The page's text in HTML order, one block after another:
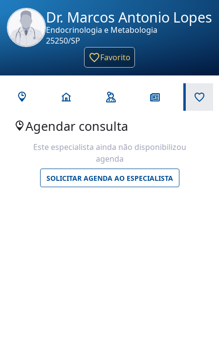
Dr. Marcos Antonio Lopes
Endocrinologia e Metabologia
25250/SP
Favorito
Agendar consulta